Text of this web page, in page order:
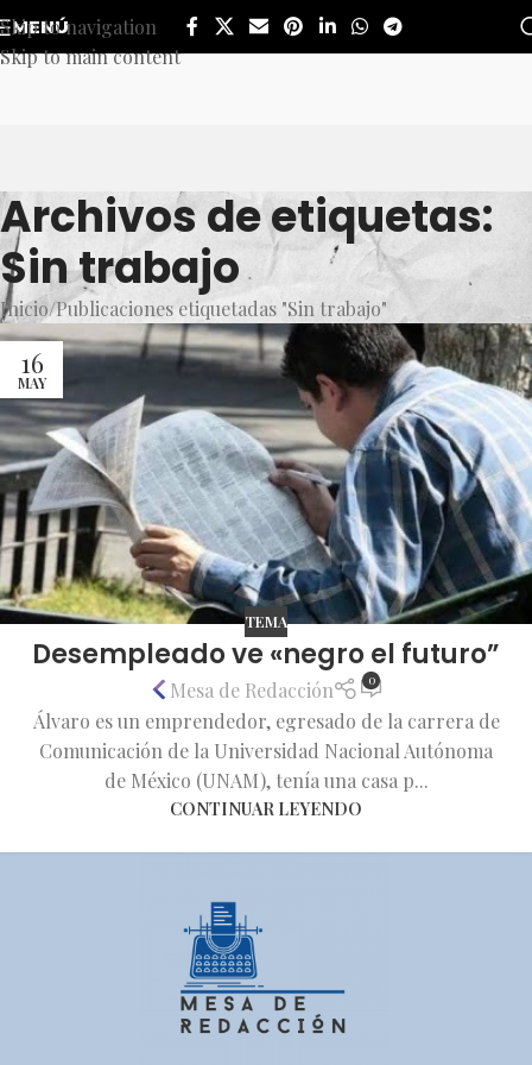
Skip to navigation
Skip to main content
MENÚ
Archivos de etiquetas:
Sin trabajo
Inicio Publicaciones etiquetadas "Sin trabajo"
16
MAY
TEMA
Desempleado ve «negro el futuro”
Mesa de Redacción 0
Álvaro es un emprendedor, egresado de la carrera de
Comunicación de la Universidad Nacional Autónoma
de México (UNAM), tenía una casa p...
CONTINUAR LEYENDO